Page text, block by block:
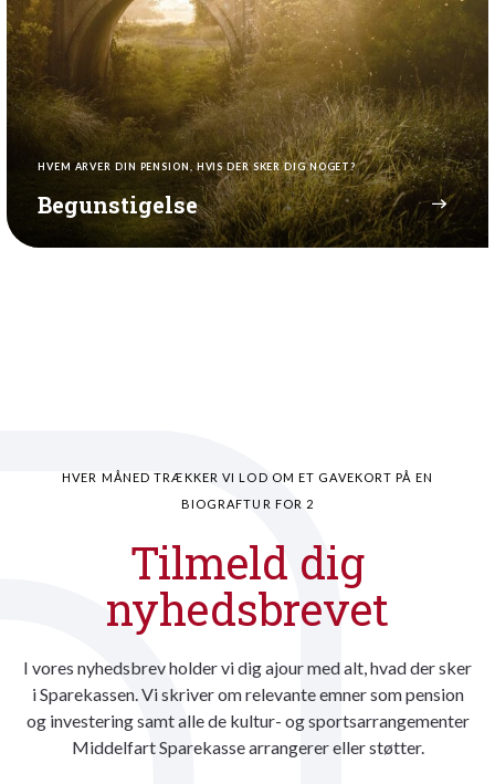
HVEM ARVER DIN PENSION, HVIS DER SKER DIG NOGET?
Begunstigelse
HVER MÅNED TRÆKKER VI LOD OM ET GAVEKORT PÅ EN
BIOGRAFTUR FOR 2
Tilmeld dig
nyhedsbrevet
I vores nyhedsbrev holder vi dig ajour med alt, hvad der sker
i Sparekassen. Vi skriver om relevante emner som pension
og investering samt alle de kultur- og sportsarrangementer
Middelfart Sparekasse arrangerer eller støtter.